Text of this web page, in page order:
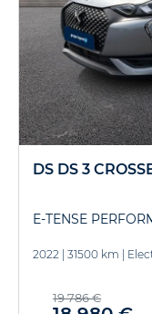
DS DS 3
E-TENSE
2022 31500 km
19 786 €